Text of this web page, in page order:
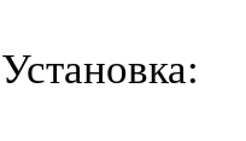
Установка: